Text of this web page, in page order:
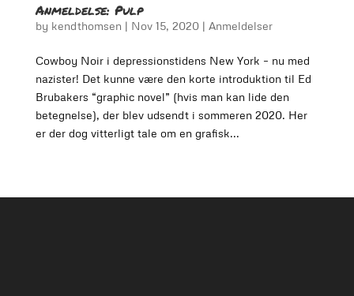
Anmeldelse: Pulp
by kendthomsen | Nov 15, 2020| Anmeldelser
Cowboy Noir i depressionstidens New York – nu med
nazister! Det kunne være den korte introduktion til Ed
Brubakers “graphic novel” (hvis man kan lide den
betegnelse), der blev udsendt i sommeren 2020. Her
er der dog vitterligt tale om en grafisk...